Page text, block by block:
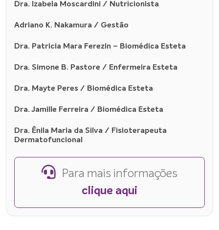
Dra. Izabela Moscardini / Nutricionista
Adriano K. Nakamura / Gestão
Dra. Patricia Mara Ferezin – Biomédica Esteta
Dra. Simone B. Pastore / Enfermeira Esteta
Dra. Mayte Peres / Biomédica Esteta
Dra. Jamille Ferreira / Biomédica Esteta
Dra. Ênila Maria da Silva / Fisioterapeuta
Dermatofuncional
Para mais informações
clique aqui